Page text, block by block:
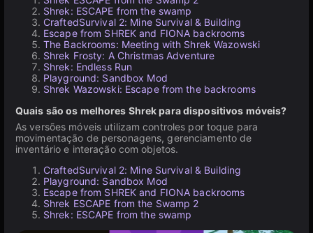
Shrek: ESCAPE from the swamp
CraftedSurvival 2: Mine Survival & Building
Escape from SHREK and FIONA backrooms
The Backrooms: Meeting with Shrek Wazowski
Shrek Frosty: A Christmas Adventure
Shrek: Endless Run
Playground: Sandbox Mod
Shrek Wazowski: Escape from the backrooms
Quais são os melhores Shrek para dispositivos móveis?
As versões móveis utilizam controles por toque para
movimentação de personagens, gerenciamento de
inventário e interação com objetos.
CraftedSurvival 2: Mine Survival & Building
Playground: Sandbox Mod
Escape from SHREK and FIONA backrooms
Shrek ESCAPE from the Swamp 2
Shrek: ESCAPE from the swamp